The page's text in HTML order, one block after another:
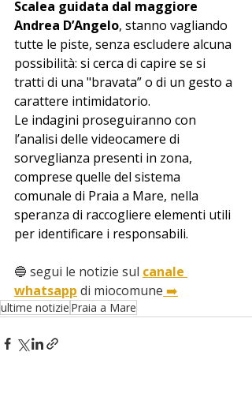
Scalea guidata dal maggiore
Andrea D’Angelo, stanno vagliando
tutte le piste, senza escludere alcuna
possibilità: si cerca di capire se si
tratti di una "bravata” o di un gesto a
carattere intimidatorio.
Le indagini proseguiranno con
l’analisi delle videocamere di
sorveglianza presenti in zona,
comprese quelle del sistema
comunale di Praia a Mare, nella
speranza di raccogliere elementi utili
per identificare i responsabili.
🔵 segui le notizie sul canale
whatsapp di miocomune ➡️
ultime notizie Praia a Mare